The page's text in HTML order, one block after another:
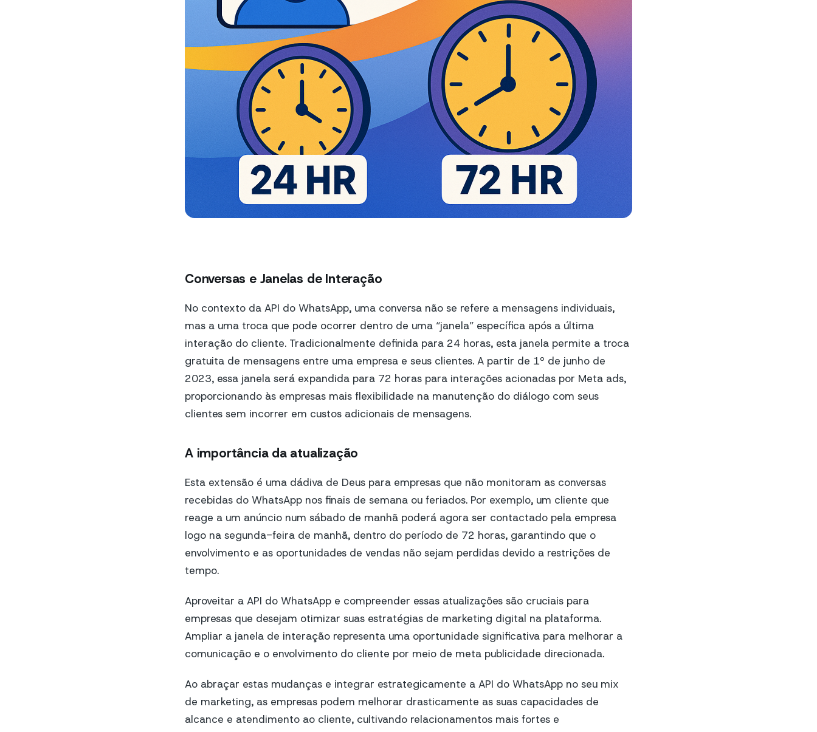
Conversas e Janelas de Interação
No contexto da API do WhatsApp, uma conversa não se refere a mensagens individuais,
mas a uma troca que pode ocorrer dentro de uma “janela” específica após a última
interação do cliente. Tradicionalmente definida para 24 horas, esta janela permite a troca
gratuita de mensagens entre uma empresa e seus clientes. A partir de 1º de junho de
2023, essa janela será expandida para 72 horas para interações acionadas por Meta ads,
proporcionando às empresas mais flexibilidade na manutenção do diálogo com seus
clientes sem incorrer em custos adicionais de mensagens.
A importância da atualização
Esta extensão é uma dádiva de Deus para empresas que não monitoram as conversas
recebidas do WhatsApp nos finais de semana ou feriados. Por exemplo, um cliente que
reage a um anúncio num sábado de manhã poderá agora ser contactado pela empresa
logo na segunda-feira de manhã, dentro do período de 72 horas, garantindo que o
envolvimento e as oportunidades de vendas não sejam perdidas devido a restrições de
tempo.
Aproveitar a API do WhatsApp e compreender essas atualizações são cruciais para
empresas que desejam otimizar suas estratégias de marketing digital na plataforma.
Ampliar a janela de interação representa uma oportunidade significativa para melhorar a
comunicação e o envolvimento do cliente por meio de meta publicidade direcionada.
Ao abraçar estas mudanças e integrar estrategicamente a API do WhatsApp no seu mix
de marketing, as empresas podem melhorar drasticamente as suas capacidades de
alcance e atendimento ao cliente, cultivando relacionamentos mais fortes e